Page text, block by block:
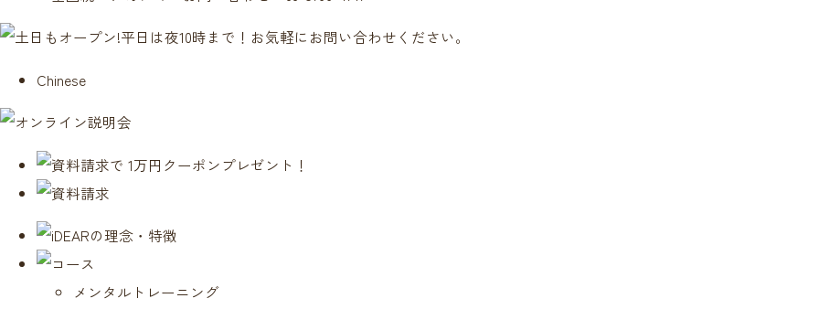
Chinese
メンタルトレーニング